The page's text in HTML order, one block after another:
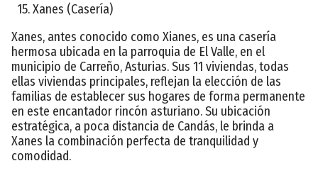
15. Xanes (Casería)
Xanes, antes conocido como Xianes, es una casería
hermosa ubicada en la parroquia de El Valle, en el
municipio de Carreño, Asturias. Sus 11 viviendas, todas
ellas viviendas principales, reflejan la elección de las
familias de establecer sus hogares de forma permanente
en este encantador rincón asturiano. Su ubicación
estratégica, a poca distancia de Candás, le brinda a
Xanes la combinación perfecta de tranquilidad y
comodidad.